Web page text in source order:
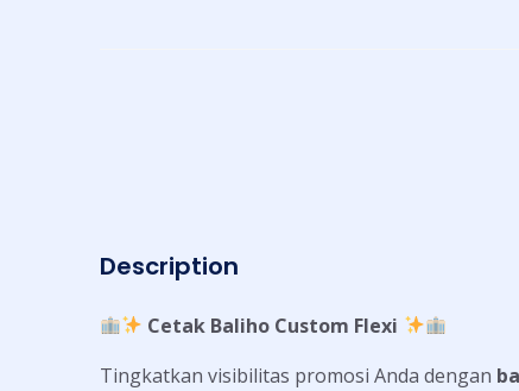
Description
Cetak Baliho Custom Flexi
Tingkatkan visibilitas promosi Anda dengan